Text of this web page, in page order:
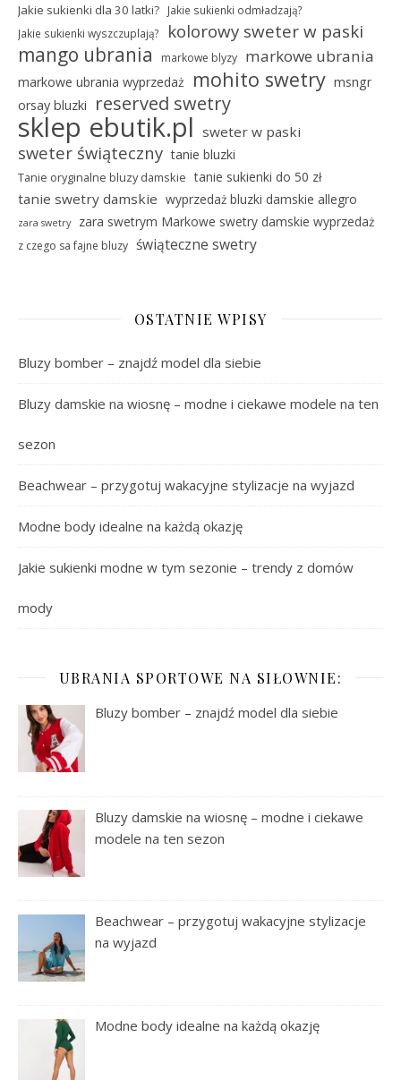
Jakie sukienki dla 30 latki?
Jakie sukienki odmładzają?
Jakie sukienki wyszczuplają?
kolorowy sweter w paski
mango ubrania markowe blyzy markowe ubrania
markowe ubrania wyprzedaż mohito swetry msngr
orsay bluzki
reserved swetry
sklep ebutik.pl sweter w paski
sweter świąteczny tanie bluzki
Tanie oryginalne bluzy damskie tanie sukienki do 50 zł
tanie swetry damskie wyprzedaż bluzki damskie allegro
zara swetry zara swetrym Markowe swetry damskie wyprzedaż
z czego sa fajne bluzy świąteczne swetry
OSTATNIE WPISY
Bluzy bomber – znajdź model dla siebie
Bluzy damskie na wiosnę – modne i ciekawe modele na ten
sezon
Beachwear – przygotuj wakacyjne stylizacje na wyjazd
Modne body idealne na każdą okazję
Jakie sukienki modne w tym sezonie – trendy z domów
mody
UBRANIA SPORTOWE NA SIŁOWNIE:
Bluzy bomber – znajdź model dla siebie
Bluzy damskie na wiosnę – modne i ciekawe
modele na ten sezon
Beachwear – przygotuj wakacyjne stylizacje
na wyjazd
Modne body idealne na każdą okazję